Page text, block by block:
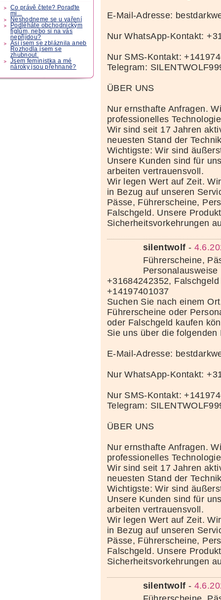
Co právě čtete? Poraďte
mi...
Neshodneme se u vaření
Podléháte obchodnickým
fíglům, nebo si na vás
nepřijdou?
Asi jsem se zbláznila aneb
Rozhodla jsem se
zhubnout.
Jsem feministka a mé
nároky jsou přehnané?
E-Mail-Adresse:
Nur WhatsApp-Kontakt:
Nur SMS-Kontakt:
Telegram:
ÜBER UNS
Nur ernsthafte Anfragen.
professionelles
Wir sind seit 17 Jahren
neuesten Stand der
Wichtigste: Wir sind
Unsere Kunden sind für
arbeiten vertrauensvoll.
Wir legen Wert auf Zeit.
in Bezug auf unseren
Pässe, Führerscheine,
Falschgeld. Unsere
Sicherheitsvorkehrungen
silentwolf -
Führerscheine,
+31684242352,
+14197401037
Suchen Sie nach einem
Führerscheine oder
oder Falschgeld kaufen
Sie uns über die folgenden
E-Mail-Adresse:
Nur WhatsApp-Kontakt:
Nur SMS-Kontakt:
Telegram:
ÜBER UNS
Nur ernsthafte Anfragen.
professionelles
Wir sind seit 17 Jahren
neuesten Stand der
Wichtigste: Wir sind
Unsere Kunden sind für
arbeiten vertrauensvoll.
Wir legen Wert auf Zeit.
in Bezug auf unseren
Pässe, Führerscheine,
Falschgeld. Unsere
Sicherheitsvorkehrungen
silentwolf -